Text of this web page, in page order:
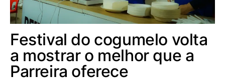
Festival do cogumelo volta
a mostrar o melhor que a
Parreira oferece